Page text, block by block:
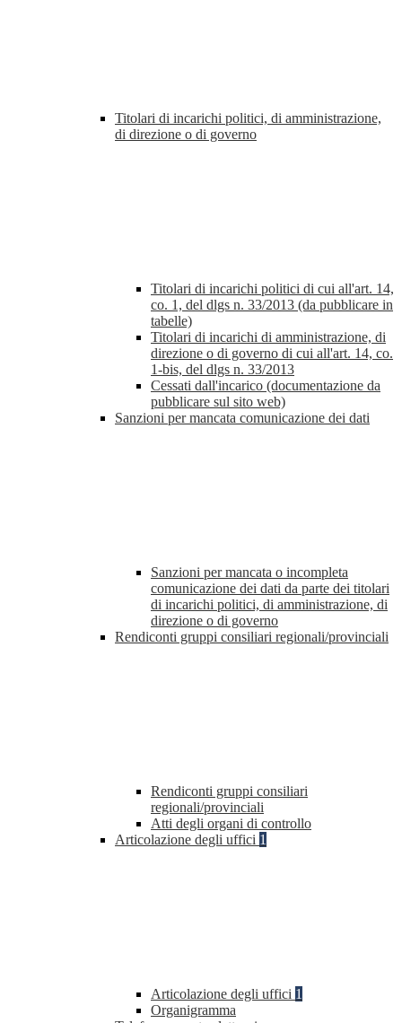
Titolari di incarichi politici, di amministrazione,
di direzione o di governo
Titolari di incarichi politici di cui all'art. 14,
co. 1, del dlgs n. 33/2013 (da pubblicare in
tabelle)
Titolari di incarichi di amministrazione, di
direzione o di governo di cui all'art. 14, co.
1-bis, del dlgs n. 33/2013
Cessati dall'incarico (documentazione da
pubblicare sul sito web)
Sanzioni per mancata comunicazione dei dati
Sanzioni per mancata o incompleta
comunicazione dei dati da parte dei titolari
di incarichi politici, di amministrazione, di
direzione o di governo
Rendiconti gruppi consiliari regionali/provinciali
Rendiconti gruppi consiliari
regionali/provinciali
Atti degli organi di controllo
Articolazione degli uffici 1
Articolazione degli uffici 1
Organigramma